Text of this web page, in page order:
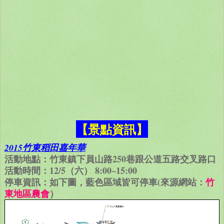
【景點資訊】
2015竹東稻田嘉年華
活動地點：竹東鎮下員山路250巷跟公道五路交叉路口
活動時間：12/5（六） 8:00~15:00
停車資訊：如下圖，藍色區域皆可停車(來源網站： 竹
東地區農會）